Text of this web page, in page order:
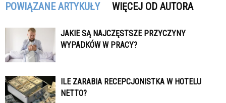
POWIĄZANE ARTYKUŁY WIĘCEJ OD AUTORA
JAKIE SĄ NAJCZĘSTSZE PRZYCZYNY
WYPADKÓW W PRACY?
ILE ZARABIA RECEPCJONISTKA W HOTELU
NETTO?